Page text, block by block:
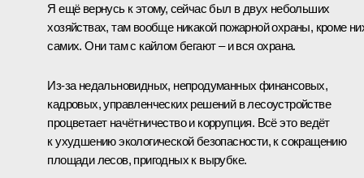
Я ещё вернусь к этому, сейчас был в двух небольших
хозяйствах, там вообще никакой пожарной охраны, кроме
самих. Они там с кайлом бегают – и вся охрана.
Из‑за недальновидных, непродуманных финансовых,
кадровых, управленческих решений в лесоустройстве
процветает начётничество и коррупция. Всё это ведёт
к ухудшению экологической безопасности, к сокращению
площади лесов, пригодных к вырубке.